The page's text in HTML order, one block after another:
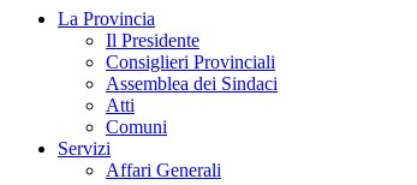
La Provincia
Il Presidente
Consiglieri Provinciali
Assemblea dei Sindaci
Atti
Comuni
Servizi
Affari Generali